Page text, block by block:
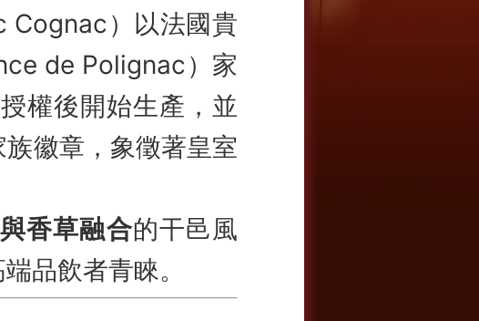
Cognac）以法國貴
de Polignac）家
權後開始生產，並
徽章，象徵著皇室
香草融合的干邑風
品飲者青睞。